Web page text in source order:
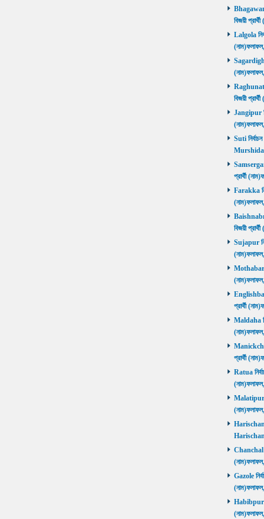
বিজয়ী
Lalgola
Sagardighi
বিজয়ী
Jangipur
Suti
প্রার্থী
Farakka
বিজয়ী
Sujapur
Mothabari
প্রার্থী
Maldaha
প্রার্থী
Ratua
Malatipur
Chanchal
Gazole
Habibpur